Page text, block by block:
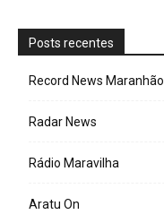
Posts recentes
Record News Maranhão
Radar News
Rádio Maravilha
Aratu On